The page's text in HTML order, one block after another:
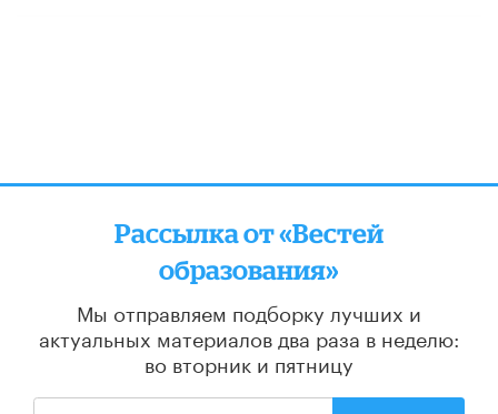
Рассылка от «Вестей
образования»
Мы отправляем подборку лучших и
актуальных материалов два раза в неделю:
во вторник и пятницу